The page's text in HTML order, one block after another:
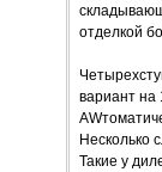
отделкой
вариант на
Несколько
Такие у